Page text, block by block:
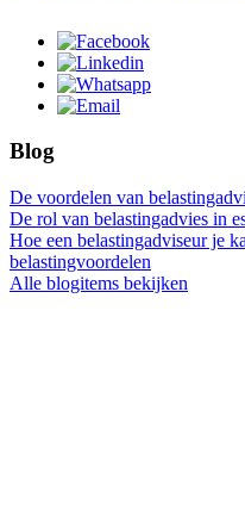
Blog
De voordelen van
De rol van belastingadvies in
Hoe een belastingadviseur je
belastingvoordelen
Alle blogitems bekijken